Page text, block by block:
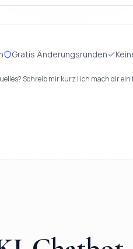
Gratis Änderungsrunden
Schreib mir kurz | ich mach dir ein